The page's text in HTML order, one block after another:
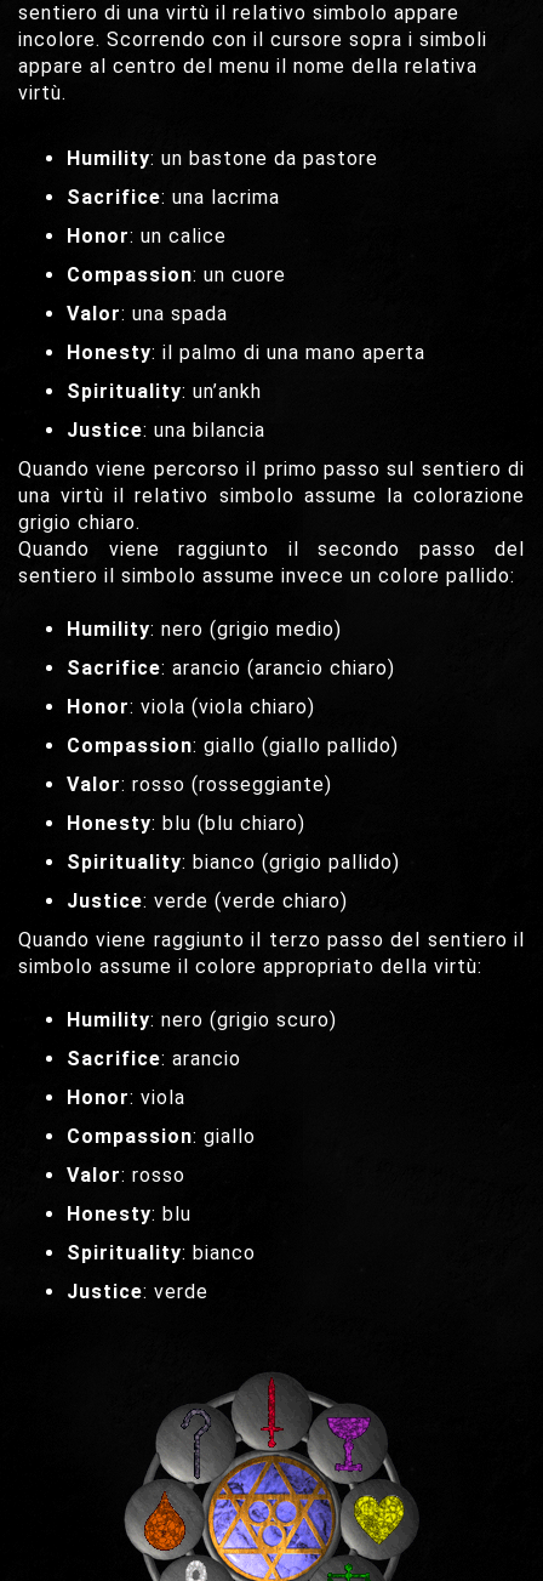
sentiero di una virtù il relativo simbolo appare
incolore. Scorrendo con il cursore sopra i simboli
appare al centro del menu il nome della relativa
virtù.
Humility: un bastone da pastore
Sacrifice: una lacrima
Honor: un calice
Compassion: un cuore
Valor: una spada
Honesty: il palmo di una mano aperta
Spirituality: un’ankh
Justice: una bilancia
Quando viene percorso il primo passo sul sentiero di
una virtù il relativo simbolo assume la colorazione
grigio chiaro.
Quando viene raggiunto il secondo passo del
sentiero il simbolo assume invece un colore pallido:
Humility: nero (grigio medio)
Sacrifice: arancio (arancio chiaro)
Honor: viola (viola chiaro)
Compassion: giallo (giallo pallido)
Valor: rosso (rosseggiante)
Honesty: blu (blu chiaro)
Spirituality: bianco (grigio pallido)
Justice: verde (verde chiaro)
Quando viene raggiunto il terzo passo del sentiero il
simbolo assume il colore appropriato della virtù:
Humility: nero (grigio scuro)
Sacrifice: arancio
Honor: viola
Compassion: giallo
Valor: rosso
Honesty: blu
Spirituality: bianco
Justice: verde